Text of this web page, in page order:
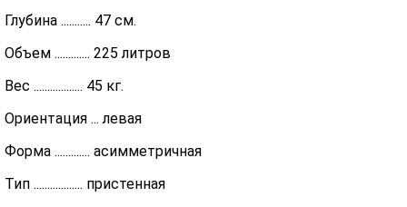
Глубина ........... 47 см.
Объем ............. 225 литров
Вес .................. 45 кг.
Ориентация ... левая
Форма ............. асимметричная
Тип .................. пристенная